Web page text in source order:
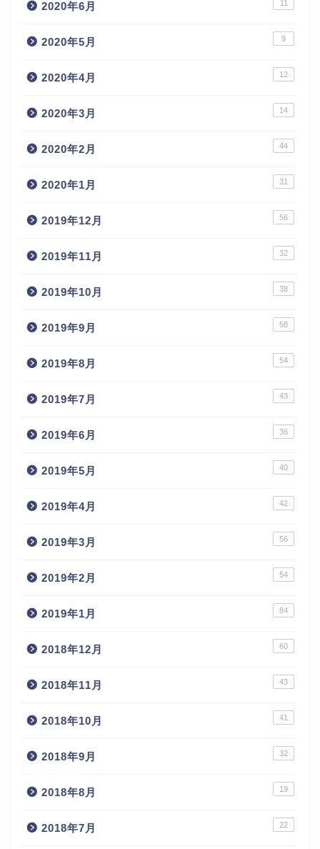
2020年6月 11
2020年5月 9
2020年4月 12
2020年3月 14
2020年2月 44
2020年1月 31
2019年12月 56
2019年11月 32
2019年10月 38
2019年9月 58
2019年8月 54
2019年7月 43
2019年6月 36
2019年5月 40
2019年4月 42
2019年3月 56
2019年2月 54
2019年1月 84
2018年12月 60
2018年11月 43
2018年10月 41
2018年9月 32
2018年8月 19
2018年7月 22